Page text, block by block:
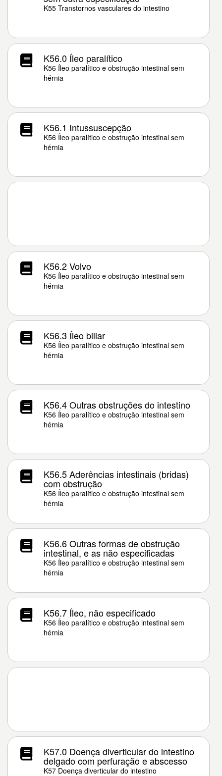
K55 Transtornos vasculares do intestino
K56.0 Íleo paralítico
K56 Íleo paralítico e obstrução intestinal sem
hérnia
K56.1 Intussuscepção
K56 Íleo paralítico e obstrução intestinal sem
hérnia
K56.2 Volvo
K56 Íleo paralítico e obstrução intestinal sem
hérnia
K56.3 Íleo biliar
K56 Íleo paralítico e obstrução intestinal sem
hérnia
K56.4 Outras obstruções do intestino
K56 Íleo paralítico e obstrução intestinal sem
hérnia
K56.5 Aderências intestinais (bridas)
com obstrução
K56 Íleo paralítico e obstrução intestinal sem
hérnia
K56.6 Outras formas de obstrução
intestinal, e as não especificadas
K56 Íleo paralítico e obstrução intestinal sem
hérnia
K56.7 Íleo, não especificado
K56 Íleo paralítico e obstrução intestinal sem
hérnia
K57.0 Doença diverticular do intestino
delgado com perfuração e abscesso
K57 Doença diverticular do intestino